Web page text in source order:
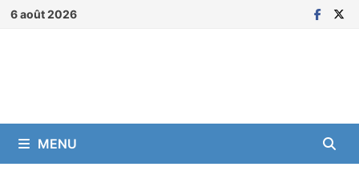
Passer
6 août 2026
MENU